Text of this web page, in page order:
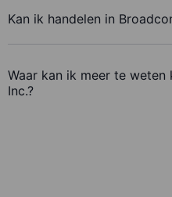
Kan ik handelen in
Waar kan ik meer te
Inc.?